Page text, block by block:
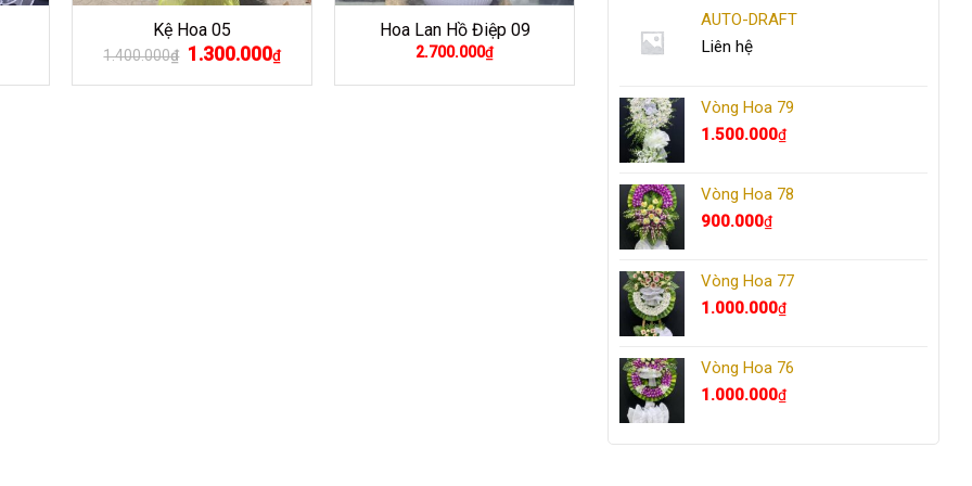
AUTO-DRAFT
Liên hệ
Vòng Hoa 79
1.500.000₫
Vòng Hoa 78
900.000₫
Vòng Hoa 77
1.000.000₫
Vòng Hoa 76
1.000.000₫
Kệ Hoa 05
1.400.000₫ Giá
gốc
là:
1.300.000₫Giá
hiện
tại
Hoa Lan Hồ Điệp 09
2.700.000₫